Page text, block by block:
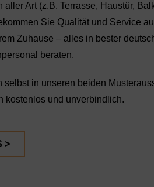
aller Art (z.B. Terrasse, Haustür,
Sie Qualität und Service
Zuhause – alles in bester
beraten.
in unseren beiden
kostenlos und unverbindlich.
>